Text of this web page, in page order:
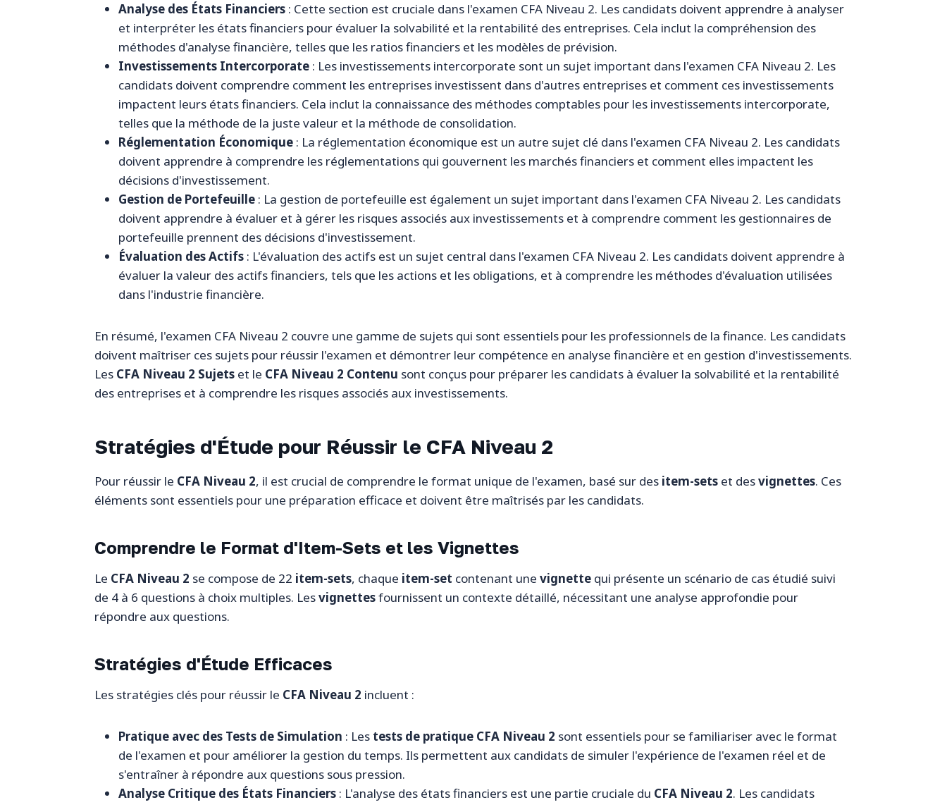
Analyse des États Financiers : Cette section est cruciale dans l'examen CFA Niveau 2. Les candidats doivent apprendre à analyser
et interpréter les états financiers pour évaluer la solvabilité et la rentabilité des entreprises. Cela inclut la compréhension des
méthodes d'analyse financière, telles que les ratios financiers et les modèles de prévision.
Investissements Intercorporate : Les investissements intercorporate sont un sujet important dans l'examen CFA Niveau 2. Les
candidats doivent comprendre comment les entreprises investissent dans d'autres entreprises et comment ces investissements
impactent leurs états financiers. Cela inclut la connaissance des méthodes comptables pour les investissements intercorporate,
telles que la méthode de la juste valeur et la méthode de consolidation.
Réglementation Économique : La réglementation économique est un autre sujet clé dans l'examen CFA Niveau 2. Les candidats
doivent apprendre à comprendre les réglementations qui gouvernent les marchés financiers et comment elles impactent les
décisions d'investissement.
Gestion de Portefeuille : La gestion de portefeuille est également un sujet important dans l'examen CFA Niveau 2. Les candidats
doivent apprendre à évaluer et à gérer les risques associés aux investissements et à comprendre comment les gestionnaires de
portefeuille prennent des décisions d'investissement.
Évaluation des Actifs : L'évaluation des actifs est un sujet central dans l'examen CFA Niveau 2. Les candidats doivent apprendre à
évaluer la valeur des actifs financiers, tels que les actions et les obligations, et à comprendre les méthodes d'évaluation utilisées
dans l'industrie financière.
En résumé, l'examen CFA Niveau 2 couvre une gamme de sujets qui sont essentiels pour les professionnels de la finance. Les candidats
doivent maîtriser ces sujets pour réussir l'examen et démontrer leur compétence en analyse financière et en gestion d'investissements.
Les CFA Niveau 2 Sujets et le CFA Niveau 2 Contenu sont conçus pour préparer les candidats à évaluer la solvabilité et la rentabilité
des entreprises et à comprendre les risques associés aux investissements.
Stratégies d'Étude pour Réussir le CFA Niveau 2
Pour réussir le CFA Niveau 2, il est crucial de comprendre le format unique de l'examen, basé sur des item-sets et desvignettes. Ces
éléments sont essentiels pour une préparation efficace et doivent être maîtrisés par les candidats.
Comprendre le Format d'Item-Sets et les Vignettes
Le CFA Niveau 2 se compose de 22 item-sets, chaque item-set contenant unevignette qui présente un scénario de cas étudié suivi
de 4 à 6 questions à choix multiples. Lesvignettesfournissent un contexte détaillé, nécessitant une analyse approfondie pour
répondre aux questions.
Stratégies d'Étude Efficaces
Les stratégies clés pour réussir le CFA Niveau 2 incluent :
Pratique avec des Tests de Simulation : Les tests de pratique CFA Niveau 2 sont essentiels pour se familiariser avec le format
de l'examen et pour améliorer la gestion du temps. Ils permettent aux candidats de simuler l'expérience de l'examen réel et de
s'entraîner à répondre aux questions sous pression.
Analyse Critique des États Financiers : L'analyse des états financiers est une partie cruciale du CFA Niveau 2. Les candidats